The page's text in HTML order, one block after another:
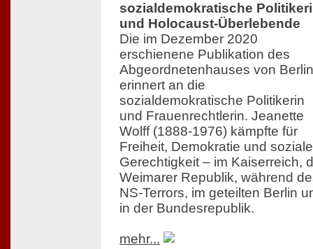
sozialdemokratische
und Holocaust-Überlebende
Die im Dezember 2020
erschienene Publikation des
Abgeordnetenhauses von Berlin
erinnert an die
sozialdemokratische Politikerin
und Frauenrechtlerin. Jeanette
Wolff (1888-1976) kämpfte für
Freiheit, Demokratie und soziale
Gerechtigkeit – im Kaiserreich,
Weimarer Republik, während
NS-Terrors, im geteilten Berlin
in der Bundesrepublik.
mehr...